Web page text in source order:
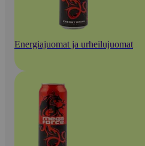
Energiajuomat ja urheilujuomat